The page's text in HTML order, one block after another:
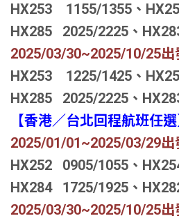
HX253 1155/1355、
HX285 2025/2225、
2025/03/30~2025/10/25出
HX253 1225/1425、
HX285 2025/2225、
【香港／台北回程航班任選
2025/01/01~2025/03/29出
HX252 0905/1055、
HX284 1725/1925、
2025/03/30~2025/10/25出